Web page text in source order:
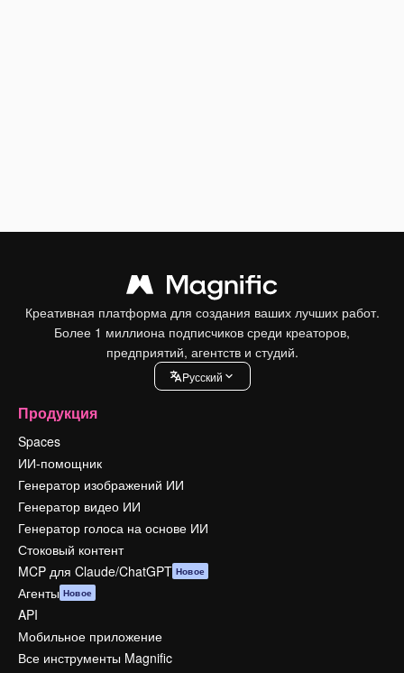
Креативная платформа для создания ваших лучших работ.
Более 1 миллиона подписчиков среди креаторов,
предприятий, агентств и студий.
Pусский
Продукция
Spaces
ИИ-помощник
Генератор изображений ИИ
Генератор видео ИИ
Генератор голоса на основе ИИ
Стоковый контент
MCP для Claude/ChatGPT Новое
Агенты Новое
API
Мобильное приложение
Все инструменты Magnific